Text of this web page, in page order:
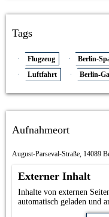
Tags
Flugzeug Berlin-
Luftfahrt
Berlin-
Aufnahmeort
August-Parseval-Straße, 14089
Externer Inhalt
Inhalte von externen
automatisch geladen und